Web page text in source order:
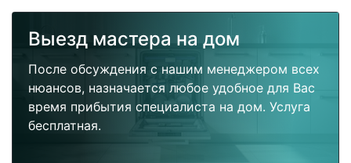
Выезд мастера на дом
После обсуждения с нашим менеджером всех
нюансов, назначается любое удобное для Вас
время прибытия специалиста на дом. Услуга
бесплатная.